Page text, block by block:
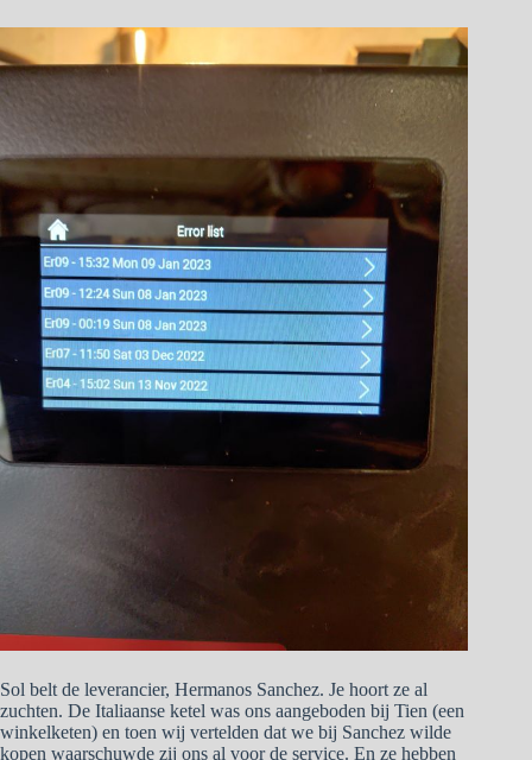
Sol belt de leverancier, Hermanos Sanchez. Je hoort ze al
zuchten. De Italiaanse ketel was ons aangeboden bij Tien (een
winkelketen) en toen wij vertelden dat we bij Sanchez wilde
kopen waarschuwde zij ons al voor de service. En ze hebben